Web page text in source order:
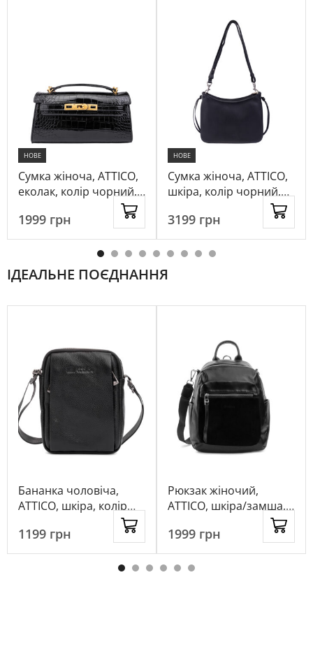
НОВЕ
Сумка жіноча, ATTICO,
еколак, колір чорний,
1999 грн
НОВЕ
Сумка жіноча, ATTICO,
шкіра, колір чорний,
3199 грн
ІДЕАЛЬНЕ ПОЄДНАННЯ
Бананка чоловіча,
ATTICO, шкіра, колір
1199 грн
Рюкзак жіночий,
ATTICO, шкіра/замша,
колір чорний, 115741
1999 грн